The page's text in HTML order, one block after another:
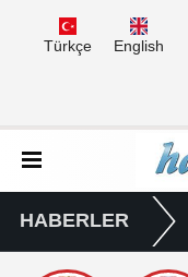
Türkçe English
HABERLER